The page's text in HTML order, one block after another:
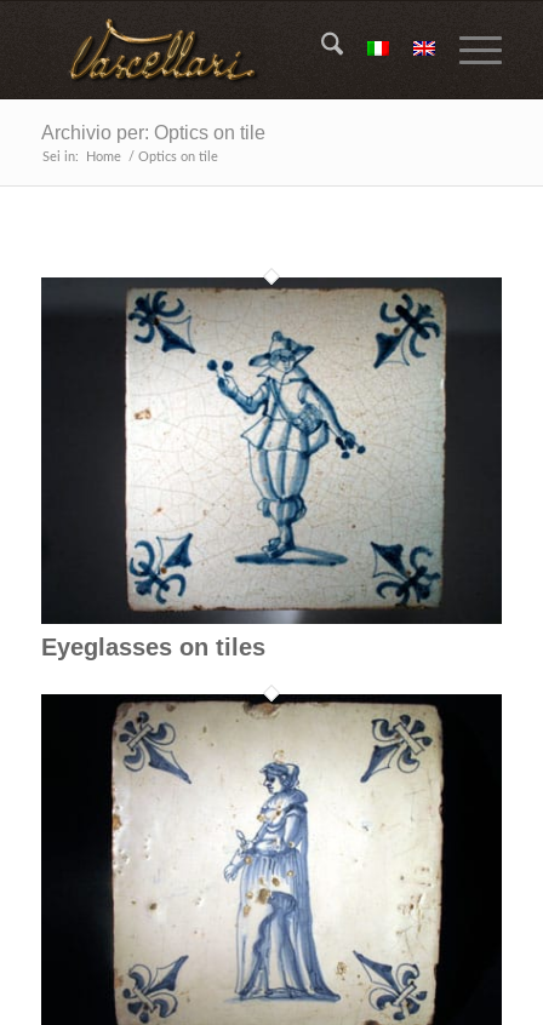
Archivio per: Optics on tile
Sei in: Home / Optics on tile
Eyeglasses on tiles